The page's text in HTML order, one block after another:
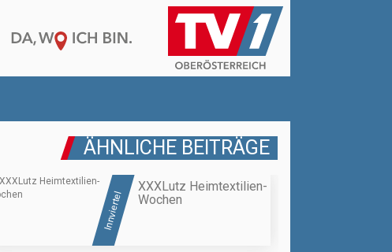
ÄHNLICHE BEITRÄGE
Innviertel
XXXLutz Heimtextilien-
Wochen